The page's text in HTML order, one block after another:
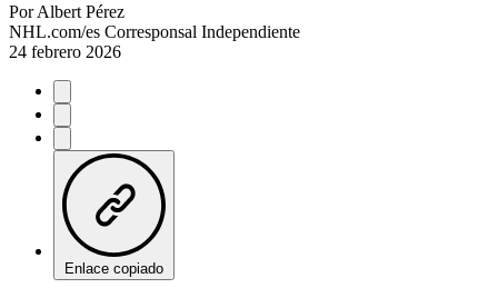
Por Albert Pérez
NHL.com/es Corresponsal Independiente
24 febrero 2026
Enlace copiado